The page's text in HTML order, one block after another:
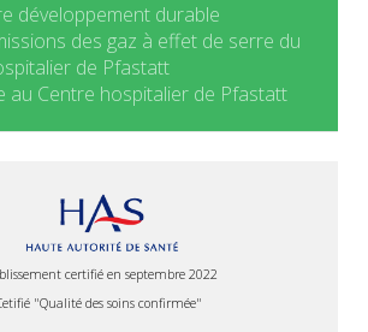
développement durable
des gaz à effet de serre du
de Pfastatt
au Centre hospitalier de Pfastatt
certifié en septembre 2022
"Qualité des soins confirmée"